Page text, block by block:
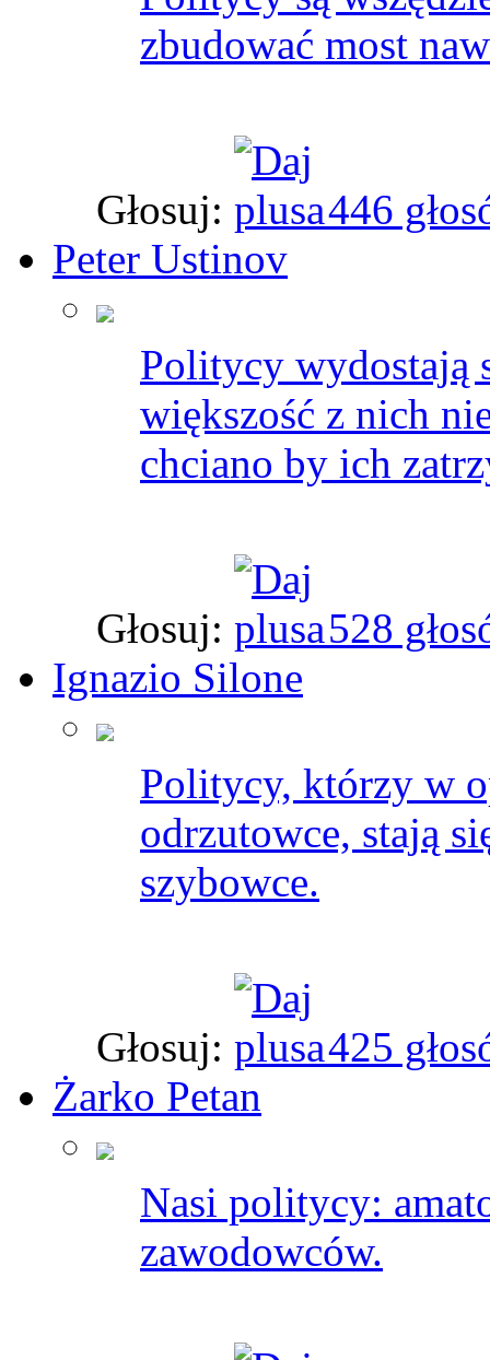
zbudować most
Głosuj:
446
Peter Ustinov
Politycy wydostają
większość z nich
chciano by ich
Głosuj:
528
Ignazio Silone
Politycy, którzy w
odrzutowce, stają
szybowce.
Głosuj:
425
Żarko Petan
Nasi politycy:
zawodowców.